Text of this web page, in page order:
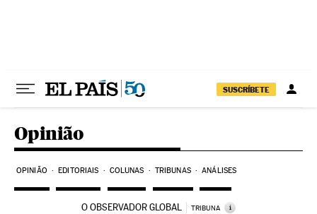
SUSCRÍBETE
Opinião
OPINIÃO EDITORIAIS COLUNAS TRIBUNAS ANÁLISES
O OBSERVADOR GLOBAL TRIBUNA i